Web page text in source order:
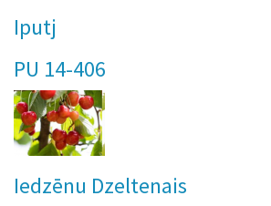
Iputj
PU 14-406
Iedzēnu Dzeltenais